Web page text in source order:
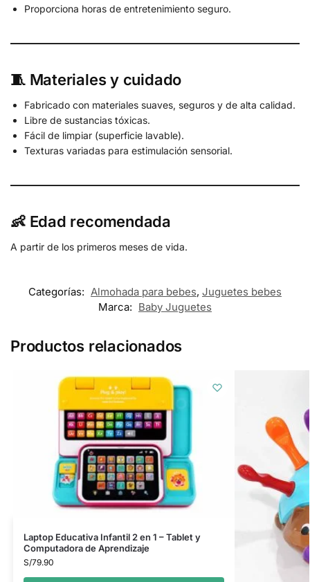
Proporciona horas de entretenimiento seguro.
🧵 Materiales y cuidado
Fabricado con materiales suaves, seguros y de alta calidad.
Libre de sustancias tóxicas.
Fácil de limpiar (superficie lavable).
Texturas variadas para estimulación sensorial.
👶 Edad recomendada
A partir de los primeros meses de vida.
Categorías: Almohada para bebes, Juguetes bebes
Marca: Baby Juguetes
Productos relacionados
Laptop Educativa Infantil 2 en 1 – Tablet y
Computadora de Aprendizaje
S/79.90